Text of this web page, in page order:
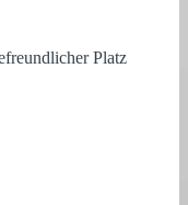
Platz